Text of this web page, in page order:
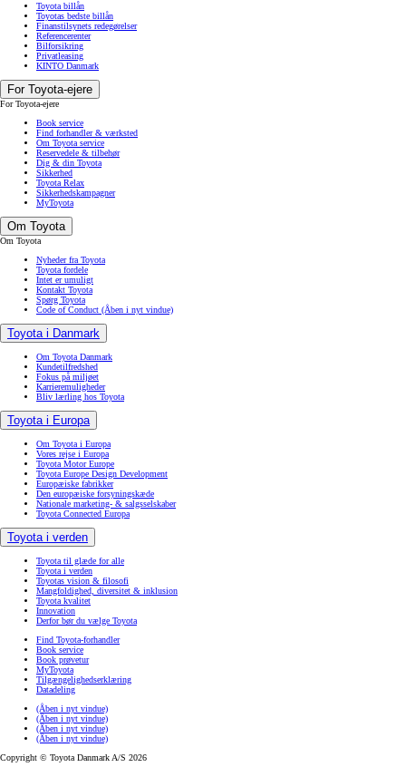
Toyota billån
Toyotas bedste billån
Finanstilsynets redegørelser
Referencerenter
Bilforsikring
Privatleasing
KINTO Danmark
For Toyota-ejere
For Toyota-ejere
Book service
Find forhandler & værksted
Om Toyota service
Reservedele & tilbehør
Dig & din Toyota
Sikkerhed
Toyota Relax
Sikkerhedskampagner
MyToyota
Om Toyota
Om Toyota
Nyheder fra Toyota
Toyota fordele
Intet er umuligt
Kontakt Toyota
Spørg Toyota
Code of Conduct (Åben i nyt vindue)
Toyota i Danmark
Om Toyota Danmark
Kundetilfredshed
Fokus på miljøet
Karrieremuligheder
Bliv lærling hos Toyota
Toyota i Europa
Om Toyota i Europa
Vores rejse i Europa
Toyota Motor Europe
Toyota Europe Design Development
Europæiske fabrikker
Den europæiske forsyningskæde
Nationale marketing- & salgsselskaber
Toyota Connected Europa
Toyota i verden
Toyota til glæde for alle
Toyota i verden
Toyotas vision & filosofi
Mangfoldighed, diversitet & inklusion
Toyota kvalitet
Innovation
Derfor bør du vælge Toyota
Find Toyota-forhandler
Book service
Book prøvetur
MyToyota
Tilgængelighedserklæring
Datadeling
(Åben i nyt vindue)
(Åben i nyt vindue)
(Åben i nyt vindue)
(Åben i nyt vindue)
Copyright © Toyota Danmark A/S 2026